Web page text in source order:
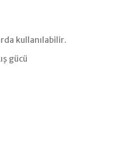
kullanılabilir.
gücü